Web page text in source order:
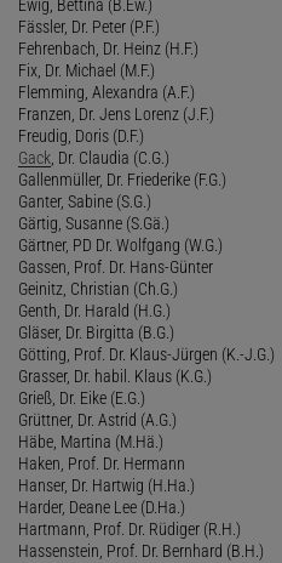
Ewig, Bettina (B.Ew.)
Fässler, Dr. Peter (P.F.)
Fehrenbach, Dr. Heinz (H.F.)
Fix, Dr. Michael (M.F.)
Flemming, Alexandra (A.F.)
Franzen, Dr. Jens Lorenz (J.F.)
Freudig, Doris (D.F.)
Gack , Dr. Claudia (C.G.)
Gallenmüller, Dr. Friederike (F.G.)
Ganter, Sabine (S.G.)
Gärtig, Susanne (S.Gä.)
Gärtner, PD Dr. Wolfgang (W.G.)
Gassen, Prof. Dr. Hans-Günter
Geinitz, Christian (Ch.G.)
Genth, Dr. Harald (H.G.)
Gläser, Dr. Birgitta (B.G.)
Götting, Prof. Dr. Klaus-Jürgen (K.-J.G.)
Grasser, Dr. habil. Klaus (K.G.)
Grieß, Dr. Eike (E.G.)
Grüttner, Dr. Astrid (A.G.)
Häbe, Martina (M.Hä.)
Haken, Prof. Dr. Hermann
Hanser, Dr. Hartwig (H.Ha.)
Harder, Deane Lee (D.Ha.)
Hartmann, Prof. Dr. Rüdiger (R.H.)
Hassenstein, Prof. Dr. Bernhard (B.H.)